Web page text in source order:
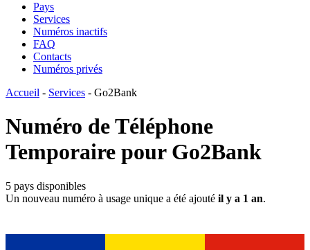
Pays
Services
Numéros inactifs
FAQ
Contacts
Numéros privés
Accueil - Services - Go2Bank
Numéro de Téléphone
Temporaire pour Go2Bank
5 pays disponibles
Un nouveau numéro à usage unique a été ajouté il y a 1 an.